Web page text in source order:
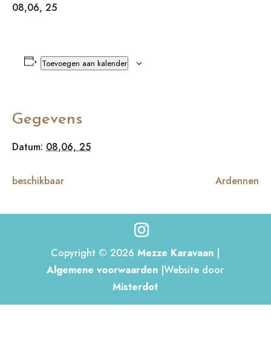
08,06, 25
Toevoegen aan kalender
Gegevens
Datum: 08,06, 25
beschikbaar Ardennen
Copyright © 2026Mezze Karavaan |
Algemene voorwaarden |Website door
Misterdot